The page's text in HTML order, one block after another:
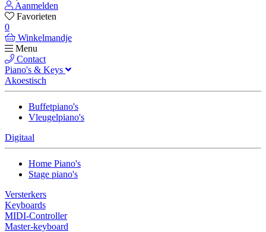
Aanmelden
Favorieten
0
Winkelmandje
Menu
Contact
Piano's & Keys
Akoestisch
Buffetpiano's
Vleugelpiano's
Digitaal
Home Piano's
Stage piano's
Versterkers
Keyboards
MIDI-Controller
Master-keyboard